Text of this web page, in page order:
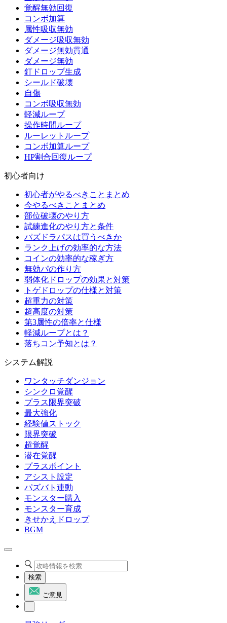
覚醒無効回復
コンボ加算
属性吸収無効
ダメージ吸収無効
ダメージ無効貫通
ダメージ無効
釘ドロップ生成
シールド破壊
自傷
コンボ吸収無効
軽減ループ
操作時間ループ
ルーレットループ
コンボ加算ループ
HP割合回復ループ
初心者向け
初心者がやるべきことまとめ
今やるべきことまとめ
部位破壊のやり方
試練進化のやり方と条件
パズドラパスは買うべきか
ランク上げの効率的な方法
コインの効率的な稼ぎ方
無効パの作り方
弱体化ドロップの効果と対策
トゲドロップの仕様と対策
超重力の対策
超高度の対策
第3属性の倍率と仕様
軽減ループとは？
落ちコン予知とは？
システム解説
ワンタッチダンジョン
シンクロ覚醒
プラス限界突破
最大強化
経験値ストック
限界突破
超覚醒
潜在覚醒
プラスポイント
アシスト設定
パズバト連動
モンスター購入
モンスター育成
きせかえドロップ
BGM
検索
ご意見